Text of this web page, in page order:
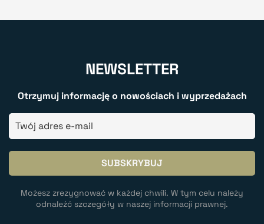
NEWSLETTER
Otrzymuj informację o nowościach i wyprzedażach
Możesz zrezygnować w każdej chwili. W tym celu należy
odnaleźć szczegóły w naszej informacji prawnej.